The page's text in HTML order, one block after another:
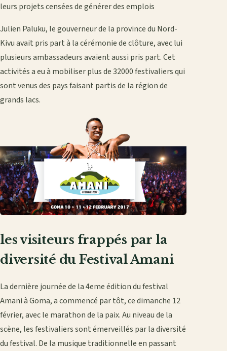
leurs projets censées de générer des emplois
Julien Paluku, le gouverneur de la province du Nord-
Kivu avait pris part à la cérémonie de clôture, avec lui
plusieurs ambassadeurs avaient aussi pris part. Cet
activités a eu à mobiliser plus de 32000 festivaliers qui
sont venus des pays faisant partis de la région de
grands lacs.
les visiteurs frappés par la
diversité du Festival Amani
La dernière journée de la 4eme édition du festival
Amani à Goma, a commencé par tôt, ce dimanche 12
février, avec le marathon de la paix. Au niveau de la
scène, les festivaliers sont émerveillés par la diversité
du festival. De la musique traditionnelle en passant